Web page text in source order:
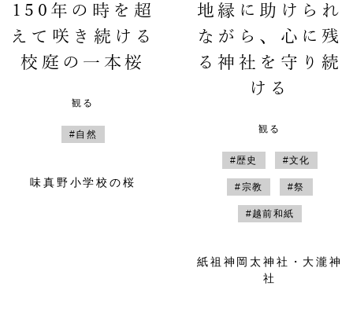
150年の時を超
えて咲き続ける
校庭の一本桜
観る
#自然
味真野小学校の桜
地縁に助けられ
ながら、心に残
る神社を守り続
ける
観る
#歴史 #文化
#宗教 #祭
#越前和紙
紙祖神岡太神社・大瀧神
社